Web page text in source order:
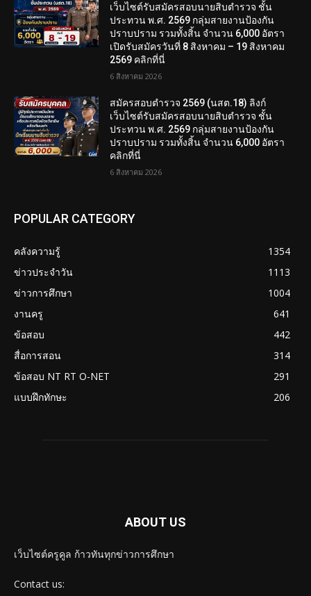
เว็บไซต์รับสมัครสอบนายสิบตำรวจ ชั้น
ประทวน พ.ศ. 2569 กลุ่มสายงานป้องกัน
ปราบปราม รวมทั้งสิ้น จำนวน 6,000 อัตรา
เปิดรับสมัครวันที่ 8 สิงหาคม – 19 สิงหาคม
2569 คลิกที่นี่
6 สิงหาคม 2026
สมัครสอบตํารวจ 2569 (นสต.18) ลิงก์
เว็บไซต์รับสมัครสอบนายสิบตำรวจ ชั้น
ประทวน พ.ศ. 2569 กลุ่มสายงานป้องกัน
ปราบปราม รวมทั้งสิ้น จำนวน 6,000 อัตรา
คลิกที่นี่
6 สิงหาคม 2026
POPULAR CATEGORY
คลังความรู้
1354
ข่าวประจำวัน
1113
ข่าวการศึกษา
1004
งานครู
641
ข้อสอบ
442
สื่อการสอน
314
ข้อสอบ NT RT O-NET
291
แบบฝึกทักษะ
206
ABOUT US
เว็บไซต์ครูคูล ก้าวทันทุกข่าวการศึกษา
Contact us: